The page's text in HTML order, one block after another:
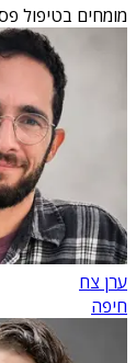
מומחים בטיפול
ערן צח
חיפה